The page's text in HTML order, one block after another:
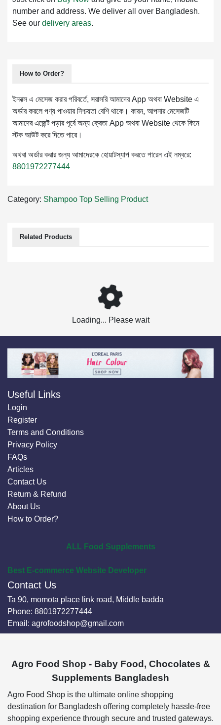
number and address. We deliver all over Bangladesh.
See our delivery areas.
How to Order?
ইনবক্স এ মেসেজ করার পরিবর্তে, সরাসরি আমাদের App অথবা Website এ
অর্ডার করলে পণ্য পাওয়ার নিশ্চয়তা বেশি থাকে। কারন, আপনার মেসেজটি
আমাদের এজেন্ট পড়ার পূর্বে অন্য ক্রেতা App অথবা Website থেকে কিনে
স্টক আউট করে দিতে পারে।
অথবা অর্ডার করার জন্য আমাদেরকে হোয়াটস্যাপ করতে পারেন এই নম্বরে:
8801972277444
Category: Shampoo Top Selling Product
Related Products
Loading... Please wait
Useful Links
Login
Register
Terms and Conditions
Privacy Policy
FAQs
Articles
Contact Us
Return & Refund
About Us
How to Order?
ALL Food Supplements
Best E-commerce Website Developer
Contact Us
Ta 90, momota place link road, Middle badda
Phone: 8801972277444
Email: agrofoodshop@gmail.com
Agro Food Shop - Baby Food, Chocolates &
Supplements Bangladesh
Agro Food Shop is the ultimate online shopping
destination for Bangladesh offering completely hassle-free
shopping experience through secure and trusted gateways.